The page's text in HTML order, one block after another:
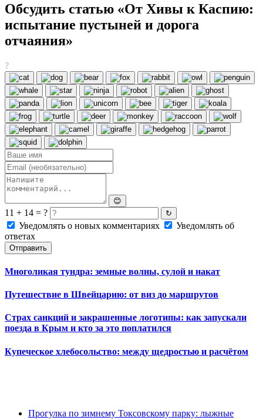
Обсудить статью «От Хивы к Каспию:
испытание пустыней и дорога
отчаяния»
?
😊
11 + 14 = ? ↻
Уведомлять о новых комментариях
Уведомлять об
ответах
Отправить
Многоликая тундра: земные волны, сулой и накат
Путешествие в Швейцарию: от виз до маршрутов
Страх санкций и закрашенные логотипы: как запускали
поезда в Крым и кто за это поплатился
Купеческое хлебосольство: между щедростью и расчётом
Прогулка по зимнему Токсовскому парку: лыжные